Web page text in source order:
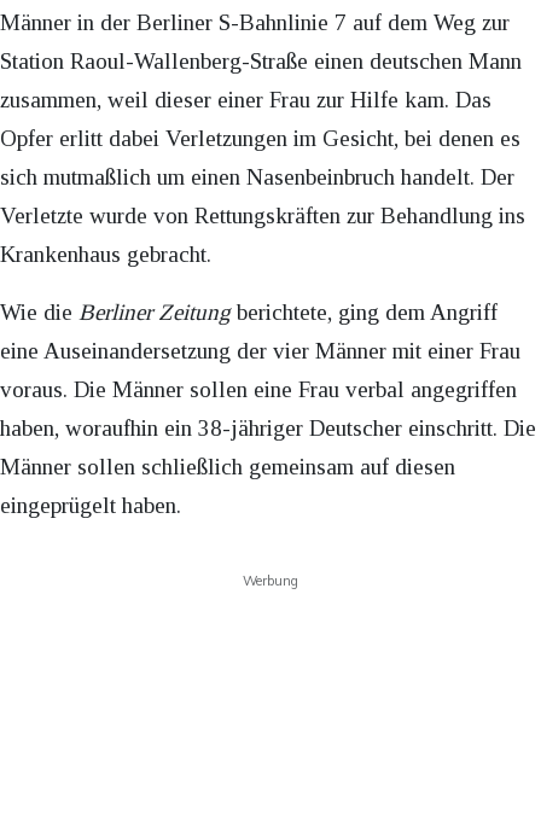
Männer in der Berliner S-Bahnlinie 7 auf dem Weg zur
Station Raoul-Wallenberg-Straße einen deutschen Mann
zusammen, weil dieser einer Frau zur Hilfe kam. Das
Opfer erlitt dabei Verletzungen im Gesicht, bei denen es
sich mutmaßlich um einen Nasenbeinbruch handelt. Der
Verletzte wurde von Rettungskräften zur Behandlung ins
Krankenhaus gebracht.
Wie die Berliner Zeitungberichtete, ging dem Angriff
eine Auseinandersetzung der vier Männer mit einer Frau
voraus. Die Männer sollen eine Frau verbal angegriffen
haben, woraufhin ein 38-jähriger Deutscher einschritt. Die
Männer sollen schließlich gemeinsam auf diesen
eingeprügelt haben.
Werbung